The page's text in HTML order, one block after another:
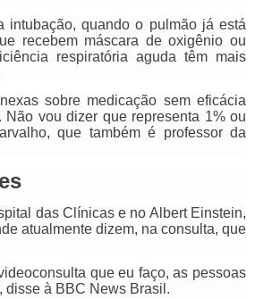
intubação, quando o pulmão já está
recebem máscara de oxigênio ou
respiratória aguda têm mais
sobre medicação sem eficácia
vou dizer que representa 1% ou
que também é professor da
das Clínicas e no Albert Einstein,
atualmente dizem, na consulta, que
que eu faço, as pessoas
disse à BBC News Brasil.